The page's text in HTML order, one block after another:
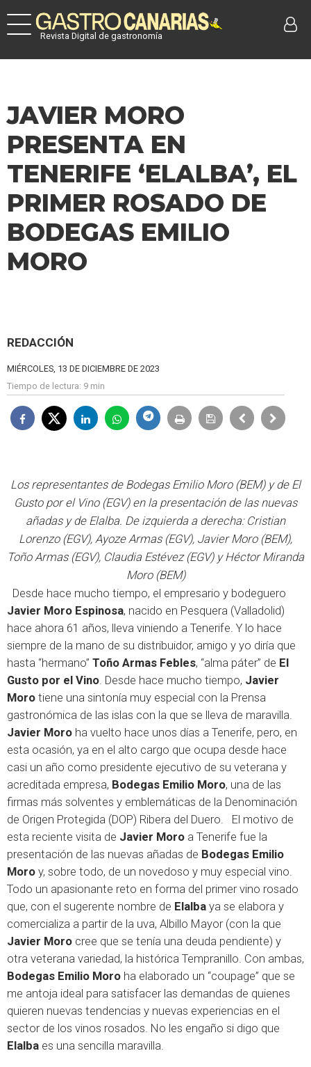
Revista Digital de gastronomía
JAVIER MORO
PRESENTA EN
TENERIFE ‘ELALBA’, EL
PRIMER ROSADO DE
BODEGAS EMILIO
MORO
REDACCIÓN
MIÉRCOLES, 13 DE DICIEMBRE DE 2023
Tiempo de lectura: 9 min
Los representantes de Bodegas Emilio Moro (BEM) y de El
Gusto por el Vino (EGV) en la presentación de las nuevas
añadas y de Elalba. De izquierda a derecha: Cristian
Lorenzo (EGV), Ayoze Armas (EGV), Javier Moro (BEM),
Toño Armas (EGV), Claudia Estévez (EGV) y Héctor Miranda
Moro (BEM)
Desde hace mucho tiempo, el empresario y bodeguero
Javier Moro Espinosa, nacido en Pesquera (Valladolid)
hace ahora 61 años, lleva viniendo a Tenerife. Y lo hace
siempre de la mano de su distribuidor, amigo y yo diría que
hasta “hermano” Toño Armas Febles, “alma páter” de El
Gusto por el Vino. Desde hace mucho tiempo, Javier
Moro tiene una sintonía muy especial con la Prensa
gastronómica de las islas con la que se lleva de maravilla.
Javier Moro ha vuelto hace unos días a Tenerife, pero, en
esta ocasión, ya en el alto cargo que ocupa desde hace
casi un año como presidente ejecutivo de su veterana y
acreditada empresa, Bodegas Emilio Moro, una de las
firmas más solventes y emblemáticas de la Denominación
de Origen Protegida (DOP) Ribera del Duero. El motivo de
esta reciente visita de Javier Moro a Tenerife fue la
presentación de las nuevas añadas de Bodegas Emilio
Moro y, sobre todo, de un novedoso y muy especial vino.
Todo un apasionante reto en forma del primer vino rosado
que, con el sugerente nombre de Elalba ya se elabora y
comercializa a partir de la uva, Albillo Mayor (con la que
Javier Moro cree que se tenía una deuda pendiente) y
otra veterana variedad, la histórica Tempranillo. Con ambas,
Bodegas Emilio Moro ha elaborado un “coupage” que se
me antoja ideal para satisfacer las demandas de quienes
quieren nuevas tendencias y nuevas experiencias en el
sector de los vinos rosados. No les engaño si digo que
Elalba es una sencilla maravilla.